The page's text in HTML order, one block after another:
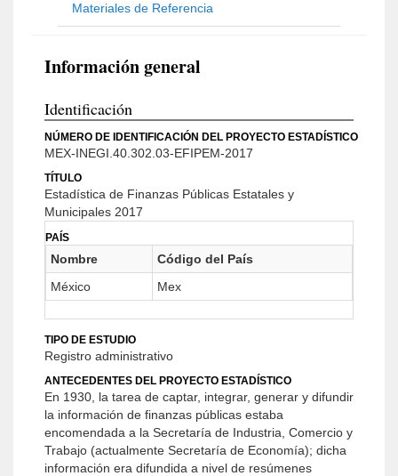
Materiales de Referencia
Información general
Identificación
NÚMERO DE IDENTIFICACIÓN DEL PROYECTO ESTADÍSTICO
MEX-INEGI.40.302.03-EFIPEM-2017
TÍTULO
Estadística de Finanzas Públicas Estatales y
Municipales 2017
PAÍS
Nombre
Código del País
México
Mex
TIPO DE ESTUDIO
Registro administrativo
ANTECEDENTES DEL PROYECTO ESTADÍSTICO
En 1930, la tarea de captar, integrar, generar y difundir
la información de finanzas públicas estaba
encomendada a la Secretaría de Industria, Comercio y
Trabajo (actualmente Secretaría de Economía); dicha
información era difundida a nivel de resúmenes